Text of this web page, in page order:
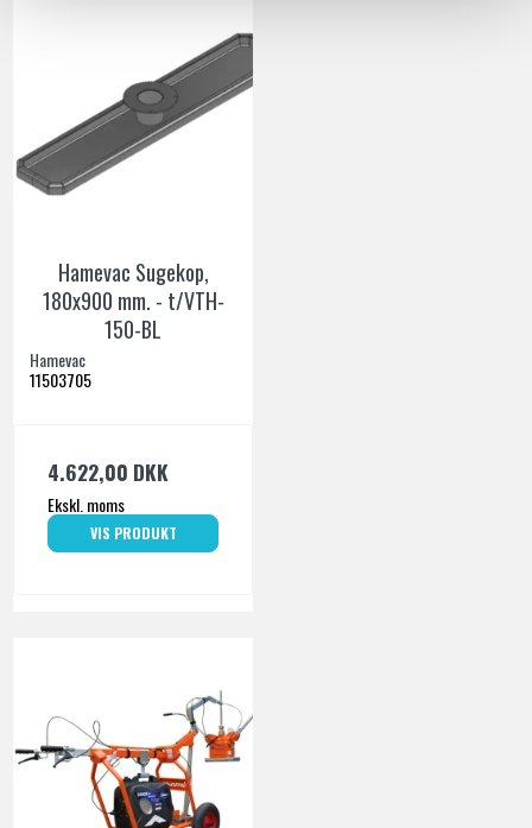
Hamevac Sugekop,
180x900 mm. - t/VTH-
150-BL
Hamevac
11503705
4.622,00 DKK
Ekskl. moms
VIS PRODUKT